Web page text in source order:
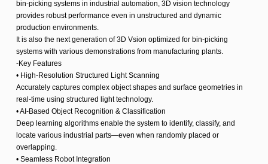
bin-picking systems in industrial automation, 3D vision technology
provides robust performance even in unstructured and dynamic
production environments.
It is also the next generation of 3D Vsion optimized for bin-picking
systems with various demonstrations from manufacturing plants.
-Key Features
• High-Resolution Structured Light Scanning
Accurately captures complex object shapes and surface geometries in
real-time using structured light technology.
• AI-Based Object Recognition & Classification
Deep learning algorithms enable the system to identify, classify, and
locate various industrial parts—even when randomly placed or
overlapping.
• Seamless Robot Integration